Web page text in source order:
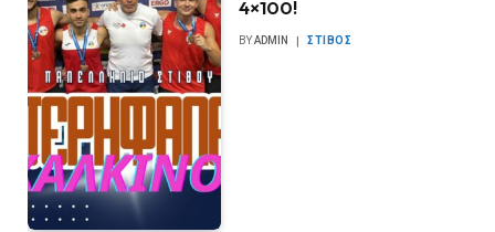
4×100!
BYADMIN ΣΤΊΒΟΣ